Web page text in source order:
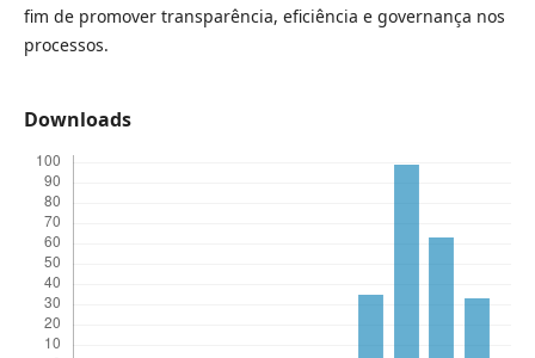
fim de promover transparência, eficiência e governança nos
processos.
Downloads